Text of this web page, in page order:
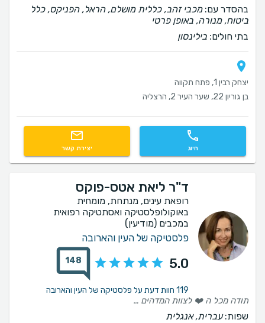
בהסדר עם:מכבי זהב, כללית מושלם, הראל, הפניקס, כלל
ביטוח, מנורה, באופן פרטי
בתי חולים: בילינסון
יצחק רבין 1, פתח תקווה
בן גוריון 22, שער העיר 2, הרצליה
חיוג יצירת קשר
ד"ר ליאת אטס-פוקס
רופאת עינים, מנתחת, מומחית
באוקולופלסטיקה ואסתטיקה רפואית
במכבים (מודיעין)
פלסטיקה של העין והארובה
5.0
148
119 חוות דעת על פלסטיקה של העין והארובה
תודה מכל ה ❤️ לצוות המדהים על היחס החם. האיכפתיות והמקצועיות לאורך כל הדרך. תודה מיוחדת לד״ר ליאת הנפלאה. על עבודתה המיקצועית. הדיוק. והמסירות. אני שמחה מאוד על הבחירה. על התוצאה. וממליצה בחום. ישר כוח צוות נפלא🌺
שפות:עברית, אנגלית